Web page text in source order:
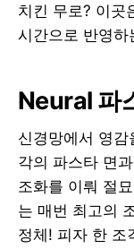
치킨 무로? 이곳
시간으로 반영하
Neural 파
신경망에서 영
각의 파스타 면
조화를 이뤄 절
는 매번 최고의
정체! 피자 한 조